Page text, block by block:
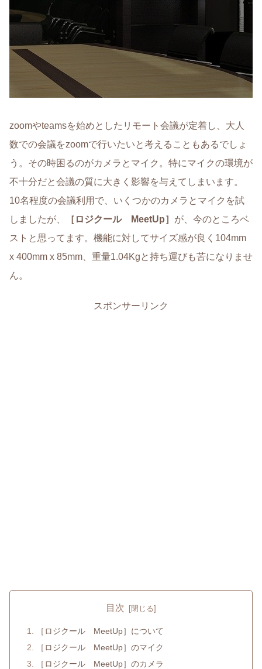
zoomやteamsを始めとしたリモート会議が定着し、大人
数での会議をzoomで行いたいと考えることもあるでしょ
う。その時困るのがカメラとマイク。特にマイクの環境が
不十分だと会議の質に大きく影響を与えてしまいます。
10名程度の会議利用で、いくつかのカメラとマイクを試
しましたが、
［ロジクール MeetUp］ が、今のところベ
ストと思ってます。機能に対してサイズ感が良く104mm
x 400mm x 85mm、重量1.04Kgと持ち運びも苦になりませ
ん。
スポンサーリンク
目次
［ロジクール MeetUp］について
［ロジクール MeetUp］のマイク
［ロジクール MeetUp］のカメラ